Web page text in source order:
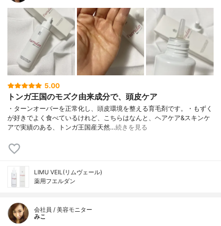
5.00
トンガ王国のモズク由来成分で、頭皮ケア
・ターンオーバーを正常化し、頭皮環境を整える育毛剤です。・もずく
が好きでよく食べているけれど、こちらはなんと、ヘアケア&スキンケ
アで実績のある、トンガ王国産天然…続きを見る
LIMU VEIL(リムヴェール)
薬用フエルダン
会社員 / 美容モニター
みこ